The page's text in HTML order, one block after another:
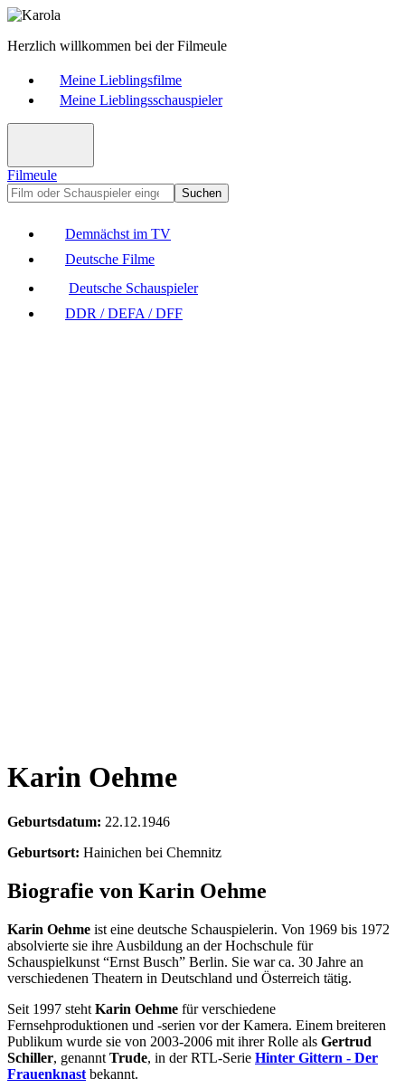
Herzlich willkommen bei der Filmeule
Meine Lieblingsfilme
Meine Lieblingsschauspieler
Filmeule
Suchen
Demnächst im TV
Deutsche Filme
Deutsche Schauspieler
DDR / DEFA / DFF
Karin Oehme
Geburtsdatum: 22.12.1946
Geburtsort: Hainichen bei Chemnitz
Biografie von Karin Oehme
Karin Oehme ist eine deutsche Schauspielerin. Von 1969 bis 1972
absolvierte sie ihre Ausbildung an der Hochschule für
Schauspielkunst “Ernst Busch” Berlin. Sie war ca. 30 Jahre an
verschiedenen Theatern in Deutschland und Österreich tätig.
Seit 1997 steht Karin Oehme für verschiedene
Fernsehproduktionen und -serien vor der Kamera. Einem breiteren
Publikum wurde sie von 2003-2006 mit ihrer Rolle als Gertrud
Schiller, genannt Trude, in der RTL-Serie Hinter Gittern - Der
Frauenknast bekannt.